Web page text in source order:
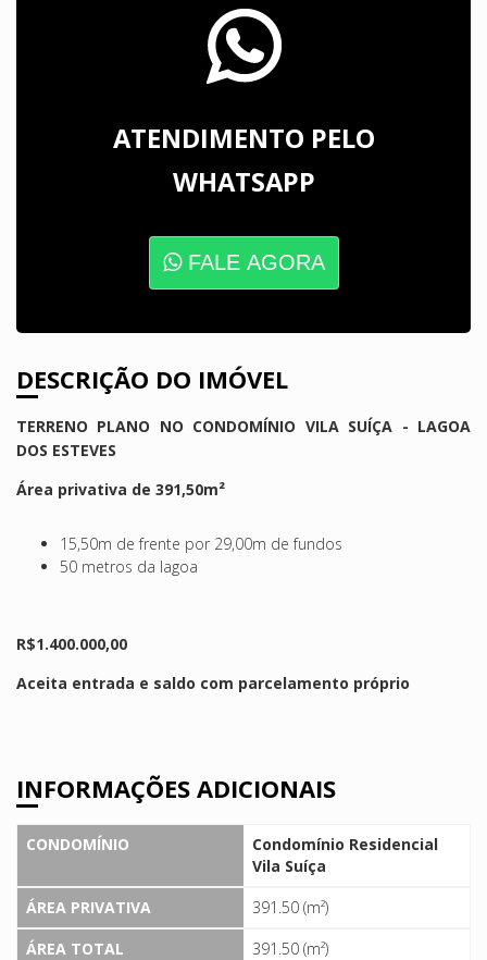
ATENDIMENTO PELO
WHATSAPP
FALE AGORA
DESCRIÇÃO DO IMÓVEL
TERRENO PLANO NO CONDOMÍNIO VILA SUÍÇA - LAGOA
DOS ESTEVES
Área privativa de 391,50m²
15,50m de frente por 29,00m de fundos
50 metros da lagoa
R$1.400.000,00
Aceita entrada e saldo com parcelamento próprio
INFORMAÇÕES ADICIONAIS
CONDOMÍNIO
Condomínio Residencial
Vila Suíça
ÁREA PRIVATIVA
391.50 (m²)
ÁREA TOTAL
391.50 (m²)